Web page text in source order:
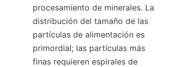
procesamiento de minerales. La
distribución del tamaño de las
partículas de alimentación es
primordial; las partículas más
finas requieren espirales de